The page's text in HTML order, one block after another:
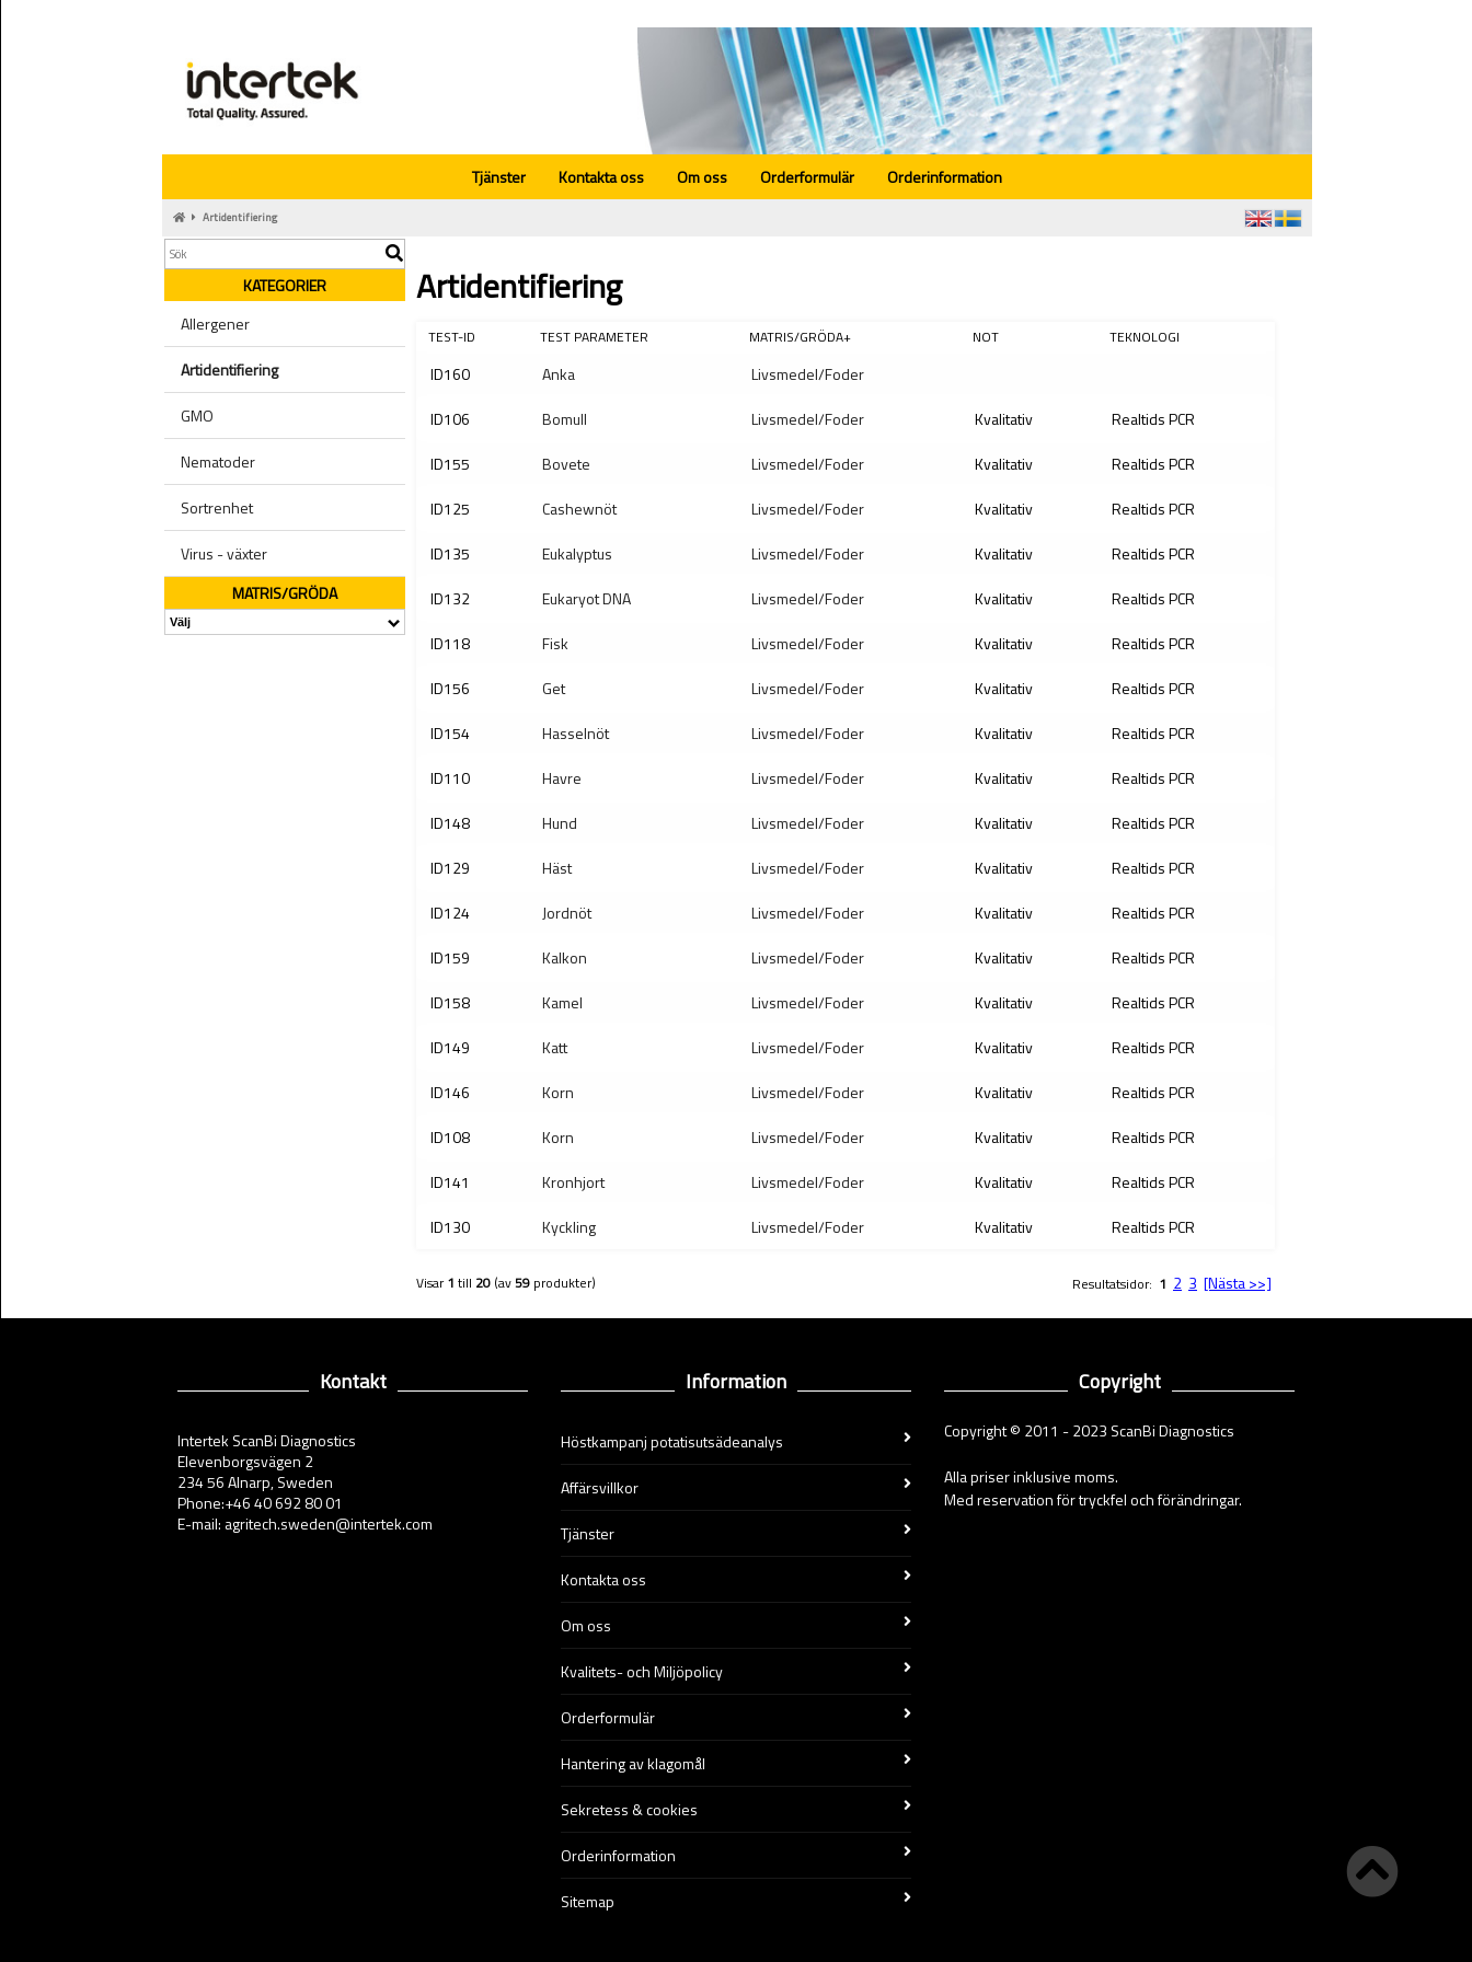
Tjänster Kontakta oss Om oss Orderformulär Orderinformation
Artidentifiering
KATEGORIER
Allergener
Artidentifiering
GMO
Nematoder
Sortrenhet
Virus - växter
MATRIS/GRÖDA
Artidentifiering
TEST-ID TEST PARAMETER MATRIS/GRÖDA+ NOT TEKNOLOGI
ID160 Anka
Livsmedel/Foder
ID106
Bomull Livsmedel/Foder Kvalitativ
Realtids PCR
ID155
Bovete Livsmedel/Foder Kvalitativ
Realtids PCR
ID125
Cashewnöt Livsmedel/Foder Kvalitativ
Realtids PCR
ID135
Eukalyptus Livsmedel/Foder Kvalitativ
Realtids PCR
ID132
Eukaryot DNA Livsmedel/Foder Kvalitativ
Realtids PCR
ID118
Fisk Livsmedel/Foder Kvalitativ
Realtids PCR
ID156
Get Livsmedel/Foder Kvalitativ
Realtids PCR
ID154
Hasselnöt Livsmedel/Foder Kvalitativ
Realtids PCR
ID110
Havre Livsmedel/Foder Kvalitativ
Realtids PCR
ID148
Hund Livsmedel/Foder Kvalitativ
Realtids PCR
ID129
Häst Livsmedel/Foder Kvalitativ
Realtids PCR
ID124
Jordnöt Livsmedel/Foder Kvalitativ
Realtids PCR
ID159
Kalkon Livsmedel/Foder Kvalitativ
Realtids PCR
ID158
Kamel Livsmedel/Foder Kvalitativ
Realtids PCR
ID149
Katt Livsmedel/Foder Kvalitativ
Realtids PCR
ID146
Korn Livsmedel/Foder Kvalitativ
Realtids PCR
ID108
Korn Livsmedel/Foder Kvalitativ
Realtids PCR
ID141
Kronhjort Livsmedel/Foder Kvalitativ
Realtids PCR
ID130
Kyckling Livsmedel/Foder Kvalitativ Realtids PCR
Visar1 till 20 (av59 produkter) Resultatsidor: 1 2 3 [Nästa >>]
Kontakt
Intertek ScanBi Diagnostics
Elevenborgsvägen 2
234 56 Alnarp, Sweden
Phone:+46 40 692 80 01
E-mail: agritech.sweden@intertek.com
Information
Höstkampanj potatisutsädeanalys
Affärsvillkor
Tjänster
Kontakta oss
Om oss
Kvalitets- och Miljöpolicy
Orderformulär
Hantering av klagomål
Sekretess & cookies
Orderinformation
Sitemap
Copyright
Copyright © 2011 - 2023 ScanBi Diagnostics
Alla priser inklusive moms.
Med reservation för tryckfel och förändringar.